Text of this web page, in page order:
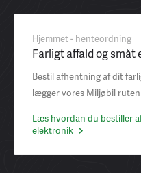
Hjemmet - henteordning
Farligt affald og
Bestil afhentning af dit
lægger vores Miljøbil
Læs hvordan du bestiller
elektronik